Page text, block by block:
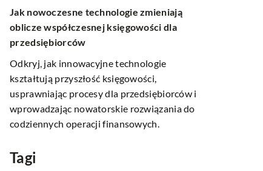
Jak nowoczesne technologie zmieniają
oblicze współczesnej księgowości dla
przedsiębiorców
Odkryj, jak innowacyjne technologie
kształtują przyszłość księgowości,
usprawniając procesy dla przedsiębiorców i
wprowadzając nowatorskie rozwiązania do
codziennych operacji finansowych.
Tagi